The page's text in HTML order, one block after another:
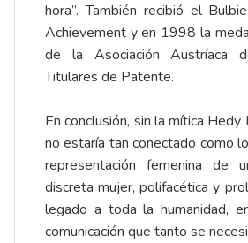
hora”. También recibió el
Achievement y en 1998 la
de la Asociación Austríaca
Titulares de Patente.
En conclusión, sin la mítica Hedy
no estaría tan conectado como
representación femenina de
discreta mujer, polifacética y
legado a toda la humanidad,
comunicación que tanto se